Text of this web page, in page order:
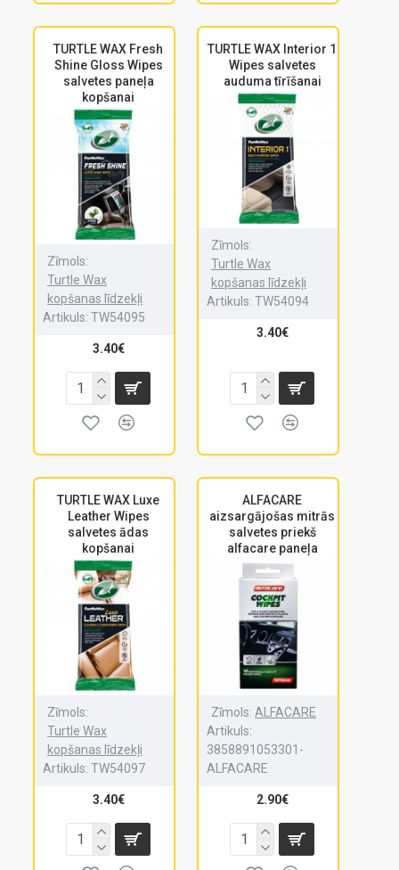
TURTLE WAX Fresh
Shine Gloss Wipes
salvetes paneļa
kopšanai
Zīmols:
Turtle Wax
kopšanas līdzekļi
Artikuls: TW54095
3.40€
TURTLE WAX Interior 1
Wipes salvetes
auduma tīrīšanai
Zīmols:
Turtle Wax
kopšanas līdzekļi
Artikuls: TW54094
3.40€
TURTLE WAX Luxe
Leather Wipes
salvetes ādas
kopšanai
Zīmols:
Turtle Wax
kopšanas līdzekļi
Artikuls: TW54097
3.40€
ALFACARE
aizsargājošas mitrās
salvetes priekš
alfacare paneļa
Zīmols: ALFACARE
Artikuls:
3858891053301-
ALFACARE
2.90€